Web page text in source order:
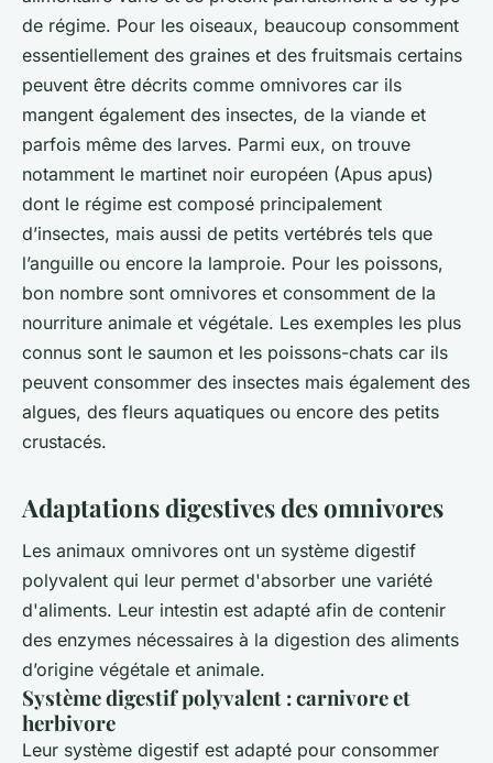
de régime. Pour les oiseaux, beaucoup consomment
essentiellement des graines et des fruitsmais certains
peuvent être décrits comme omnivores car ils
mangent également des insectes, de la viande et
parfois même des larves. Parmi eux, on trouve
notamment le martinet noir européen (Apus apus)
dont le régime est composé principalement
d’insectes, mais aussi de petits vertébrés tels que
l’anguille ou encore la lamproie. Pour les poissons,
bon nombre sont omnivores et consomment de la
nourriture animale et végétale. Les exemples les plus
connus sont le saumon et les poissons-chats car ils
peuvent consommer des insectes mais également des
algues, des fleurs aquatiques ou encore des petits
crustacés.
Adaptations digestives des omnivores
Les animaux omnivores ont un système digestif
polyvalent qui leur permet d'absorber une variété
d'aliments. Leur intestin est adapté afin de contenir
des enzymes nécessaires à la digestion des aliments
d’origine végétale et animale.
Système digestif polyvalent : carnivore et
herbivore
Leur système digestif est adapté pour consommer